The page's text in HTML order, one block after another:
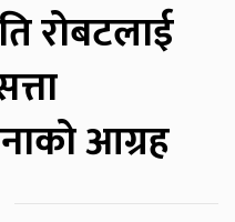
रोबटलाई
आग्रह